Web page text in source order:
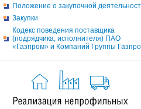
Положение о закупочной
Закупки
Кодекс поведения поставщика
(подрядчика, исполнителя) ПАО
«Газпром» и Компаний Группы